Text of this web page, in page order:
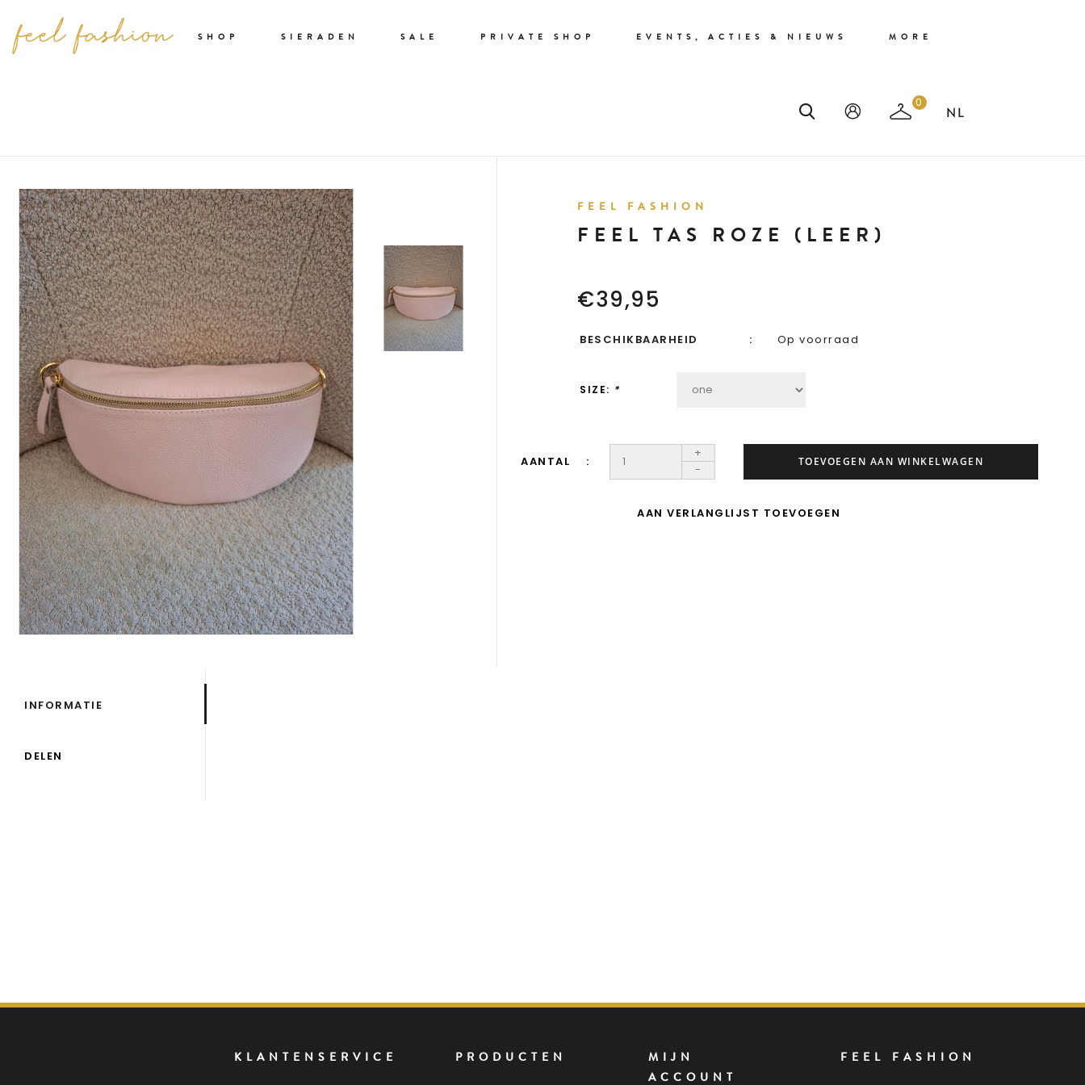
SHOP SIERADEN SALE PRIVATE SHOP EVENTS, ACTIES & NIEUWS MORE
0
FEEL FASHION
FEEL TAS ROZE (LEER)
€39,95
BESCHIKBAARHEID Op voorraad
SIZE: *
AANTAL
+
-
TOEVOEGEN AAN WINKELWAGEN
AAN VERLANGLIJST TOEVOEGEN
INFORMATIE
DELEN
KLANTENSERVICE PRODUCTEN
MIJN
ACCOUNT
FEEL FASHION